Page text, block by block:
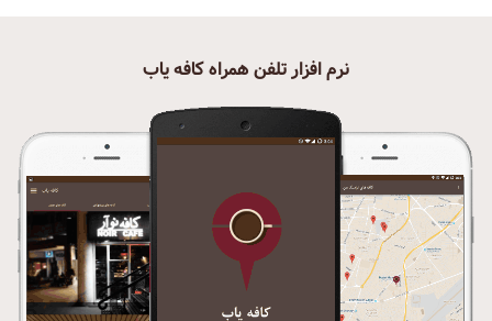
نرم افزار تلفن همراه کافه یاب